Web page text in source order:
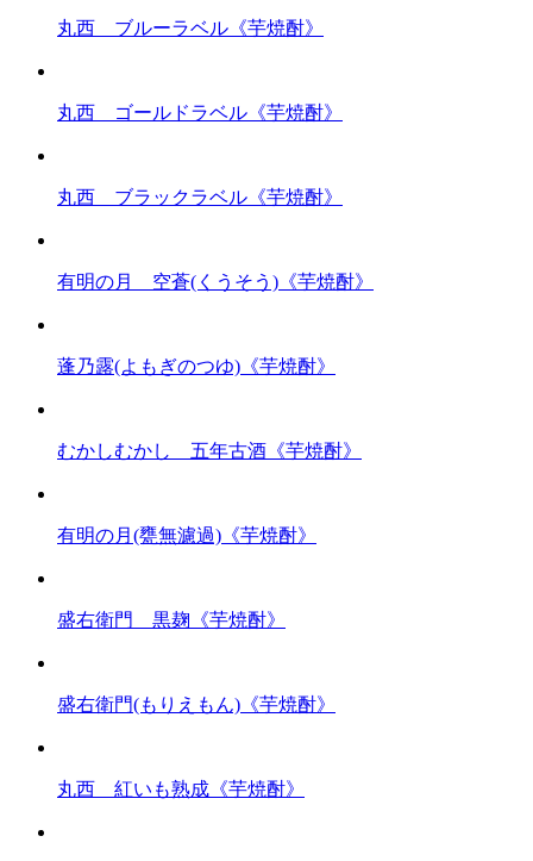
丸西 ブルーラベル《芋焼酎》
丸西 ゴールドラベル《芋焼酎》
丸西 ブラックラベル《芋焼酎》
有明の月 空蒼(くうそう)《芋焼酎》
蓬乃露(よもぎのつゆ)《芋焼酎》
むかしむかし 五年古酒《芋焼酎》
有明の月(甕無濾過)《芋焼酎》
盛右衛門 黒麹《芋焼酎》
盛右衛門(もりえもん)《芋焼酎》
丸西 紅いも熟成《芋焼酎》